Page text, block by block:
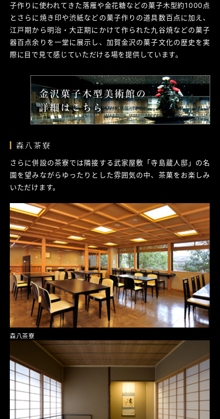
子作りに使われてきた落雁や金花糖などの菓子木型約1000点
とさらに焼き印や渋紙などの菓子作りの道具数百点に加え、
江戸期から明治・大正期にかけて作られた九谷焼などの菓子
器百点余りを一堂に展示し、加賀金沢の菓子文化の歴史を実
際に目で見て感じていただける場を提供しています。
森八茶寮
さらに併設の茶寮では隣接する武家屋敷「寺島蔵人邸」の名
園を望みながらゆったりとした雰囲気の中、茶菓をお楽しみ
いただけます。
森八茶寮